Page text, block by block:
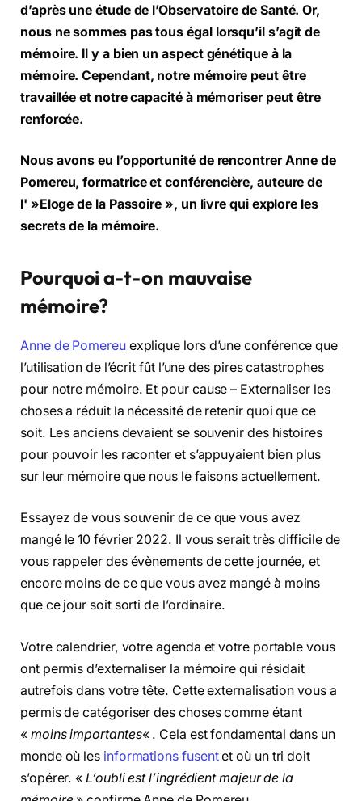
d’après une étude de l’Observatoire de Santé. Or,
nous ne sommes pas tous égal lorsqu’il s’agit de
mémoire. Il y a bien un aspect génétique à la
mémoire. Cependant, notre mémoire peut être
travaillée et notre capacité à mémoriser peut être
renforcée.
Nous avons eu l’opportunité de rencontrer Anne de
Pomereu, formatrice et conférencière, auteure de
l' »Eloge de la Passoire », un livre qui explore les
secrets de la mémoire.
Pourquoi a-t-on mauvaise
mémoire?
Anne de Pomereuexplique lors d’une conférence que
l’utilisation de l’écrit fût l’une des pires catastrophes
pour notre mémoire. Et pour cause – Externaliser les
choses a réduit la nécessité de retenir quoi que ce
soit. Les anciens devaient se souvenir des histoires
pour pouvoir les raconter et s’appuyaient bien plus
sur leur mémoire que nous le faisons actuellement.
Essayez de vous souvenir de ce que vous avez
mangé le 10 février 2022. Il vous serait très difficile de
vous rappeler des évènements de cette journée, et
encore moins de ce que vous avez mangé à moins
que ce jour soit sorti de l’ordinaire.
Votre calendrier, votre agenda et votre portable vous
ont permis d’externaliser la mémoire qui résidait
autrefois dans votre tête. Cette externalisation vous a
permis de catégoriser des choses comme étant
« moins importantes« . Cela est fondamental dans un
monde où les informations fusentet où un tri doit
s’opérer. « L’oubli est l’ingrédient majeur de la